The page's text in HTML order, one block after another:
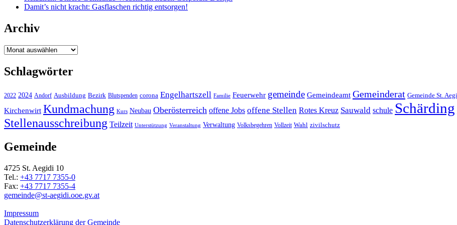
Damit’s nicht kracht: Gasflaschen richtig entsorgen!
Archiv
Archiv
Schlagwörter
2022 2024 Andorf Ausbildung Bezirk Blutspenden corona Engelhartszell Familie Feuerwehr gemeinde Gemeindeamt Gemeinderat Gemeinde St.
Kirchenwirt Kundmachung Kurs Neubau Oberösterreich offene Jobs offene Stellen Rotes Kreuz Sauwald schule Schärding
Stellenausschreibung Teilzeit Unterstützung Veranstaltung Verwaltung Volksbegehren Vollzeit Wahl zivilschutz
Gemeinde
4725 St. Aegidi 10
Tel.: +43 7717 7355-0
Fax: +43 7717 7355-4
gemeinde@st-aegidi.ooe.gv.at
Impressum
Datenschutzerklärung der Gemeinde